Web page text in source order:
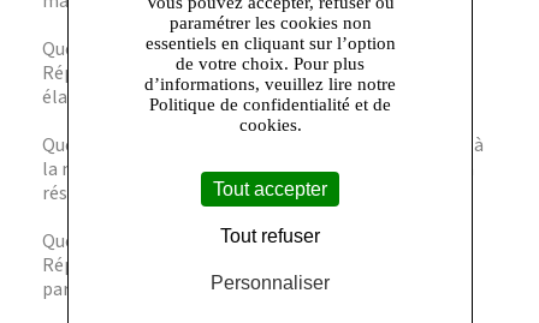
Question ? Peut-on le porter toute la journée ?
Réponse. Absolument, sa texture douce et son
élasticité garantissent un confort prolongé.
Question ? Comment l’entretenir ? Réponse. Lavage à
la main recommandé pour préserver la dentelle et la
résille.
Question ? Ce collant convient-il pour une soirée ?
Réponse. Oui, son design élégant et sophistiqué est
parfait pour une tenue de soirée chic.
paramétrer les cookies non
essentiels en cliquant sur l’option
de votre choix. Pour plus
d’informations, veuillez lire notre
Politique de confidentialité et de
cookies.
Tout accepter
Tout refuser
Personnaliser